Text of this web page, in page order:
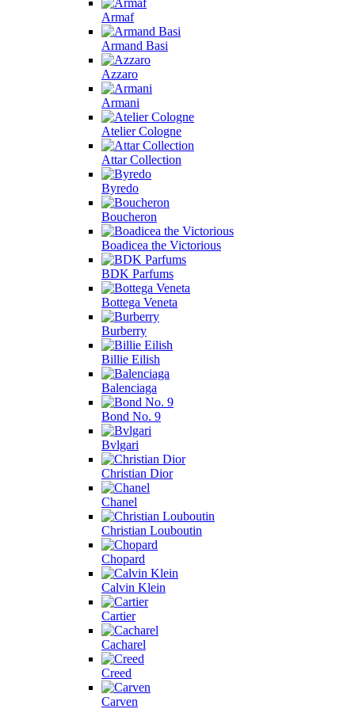
Armaf
Armand Basi
Azzaro
Armani
Atelier Cologne
Attar Collection
Byredo
Boucheron
Boadicea the Victorious
BDK Parfums
Bottega Veneta
Burberry
Billie Eilish
Balenciaga
Bond No. 9
Bvlgari
Christian Dior
Chanel
Christian Louboutin
Chopard
Calvin Klein
Cartier
Cacharel
Creed
Carven